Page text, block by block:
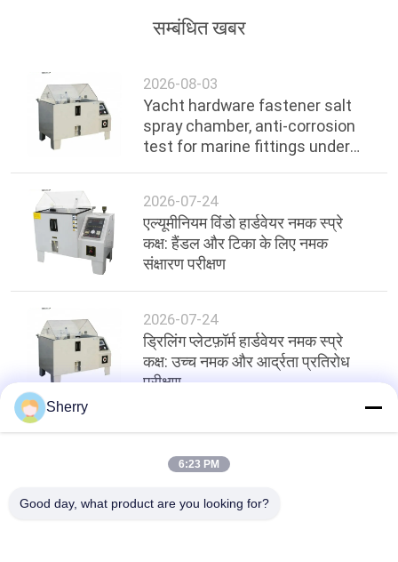
सम्बंधित खबर
2026-08-03
Yacht hardware fastener salt
spray chamber, anti-corrosion
test for marine fittings under
2026-07-24
एल्यूमीनियम विंडो हार्डवेयर नमक स्प्रे
कक्ष: हैंडल और टिका के लिए नमक
संक्षारण परीक्षण
2026-07-24
ड्रिलिंग प्लेटफ़ॉर्म हार्डवेयर नमक स्प्रे
कक्ष: उच्च नमक और आर्द्रता प्रतिरोध
परीक्षण
शीर्ष
Sherry
6:23 PM
Good day, what product are you looking for?